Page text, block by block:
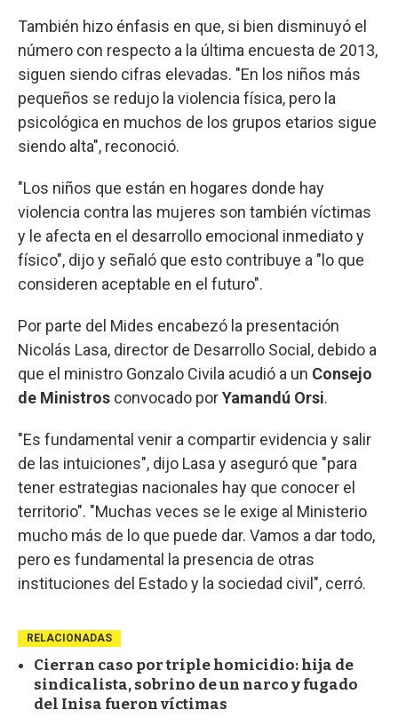
También hizo énfasis en que, si bien disminuyó el
número con respecto a la última encuesta de 2013,
siguen siendo cifras elevadas. "En los niños más
pequeños se redujo la violencia física, pero la
psicológica en muchos de los grupos etarios sigue
siendo alta", reconoció.
"Los niños que están en hogares donde hay
violencia contra las mujeres son también víctimas
y le afecta en el desarrollo emocional inmediato y
físico", dijo y señaló que esto contribuye a "lo que
consideren aceptable en el futuro".
Por parte del Mides encabezó la presentación
Nicolás Lasa, director de Desarrollo Social, debido a
que el ministro Gonzalo Civila acudió a un Consejo
de Ministros convocado porYamandú Orsi.
"Es fundamental venir a compartir evidencia y salir
de las intuiciones", dijo Lasa y aseguró que "para
tener estrategias nacionales hay que conocer el
territorio". "Muchas veces se le exige al Ministerio
mucho más de lo que puede dar. Vamos a dar todo,
pero es fundamental la presencia de otras
instituciones del Estado y la sociedad civil", cerró.
RELACIONADAS
Cierran caso por triple homicidio: hija de
sindicalista, sobrino de un narco y fugado
del Inisa fueron víctimas